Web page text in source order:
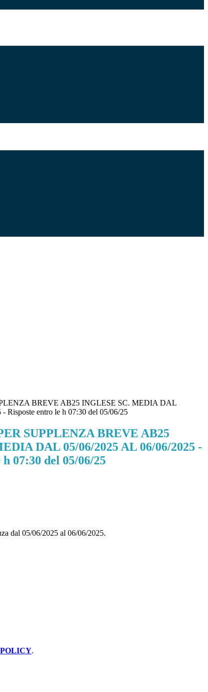
BREVE AB25 INGLESE SC. MEDIA DAL
Risposte entro le h 07:30 del 05/06/25
SUPPLENZA BREVE AB25
DAL 05/06/2025 AL 06/06/2025 -
07:30 del 05/06/25
dal 05/06/2025 al 06/06/2025.
.